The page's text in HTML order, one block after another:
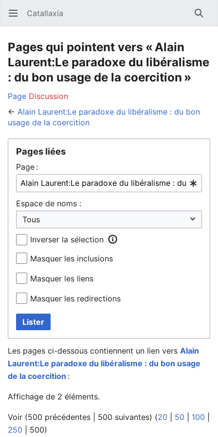
Ouvrir le menu principal Catallaxia
Pages qui pointent vers « Alain
Laurent:Le paradoxe du libéralisme
: du bon usage de la coercition »
Page Discussion
← Alain Laurent:Le paradoxe du libéralisme : du bon
usage de la coercition
Pages liées
Page :
Espace de noms :
Inverser la sélection
Masquer les inclusions
Masquer les liens
Masquer les redirections
Lister
Les pages ci-dessous contiennent un lien vers Alain
Laurent:Le paradoxe du libéralisme : du bon usage
de la coercition :
Affichage de 2 éléments.
Voir (500 précédentes 500 suivantes) (20 50 100
250
500)